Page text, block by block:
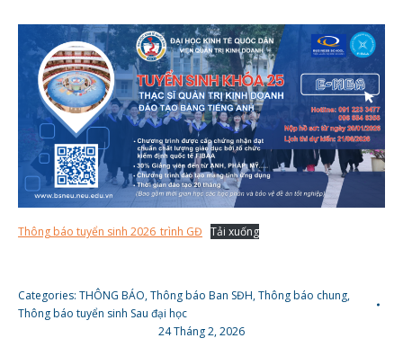
Thông báo tuyển sinh 2026_trình GĐ Tải xuống
Categories: THÔNG BÁO,Thông báo Ban SĐH,Thông báo chung,
Thông báo tuyển sinh Sau đại học
24 Tháng 2, 2026